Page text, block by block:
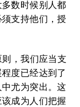
数时候别人都
支持他们，授
，我们应当支
度已经达到了
尤为突出。这
成为人们把握